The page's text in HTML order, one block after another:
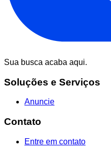
Sua busca acaba aqui.
Soluções e Serviços
Anuncie
Contato
Entre em contato